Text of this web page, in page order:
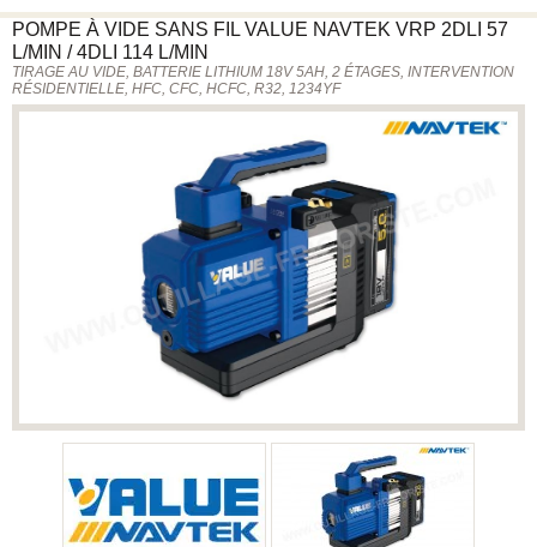
POMPE À VIDE SANS FIL VALUE NAVTEK VRP 2DLI 57
L/MIN / 4DLI 114 L/MIN
TIRAGE AU VIDE, BATTERIE LITHIUM 18V 5AH, 2 ÉTAGES, INTERVENTION
RÉSIDENTIELLE, HFC, CFC, HCFC, R32, 1234YF